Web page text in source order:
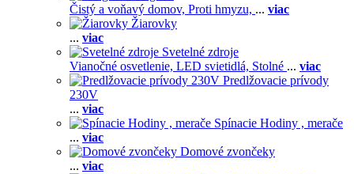
Čistý a voňavý domov, Proti hmyzu, ... viac
Žiarovky
... viac
Svetelné zdroje
Vianočné osvetlenie, LED svietidlá, Stolné ... viac
Predlžovacie prívody
230V
... viac
Spínacie Hodiny , merače
... viac
Domové zvončeky
... viac